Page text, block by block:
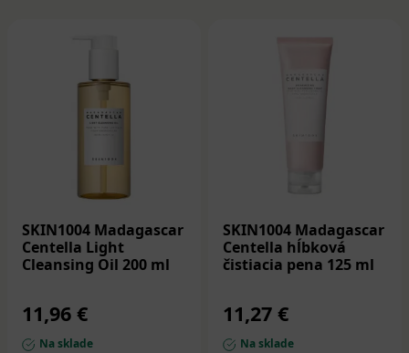
SKIN1004 Madagascar
Centella Light
Cleansing Oil 200 ml
11,96 €
Na sklade
SKIN1004 Madagascar
Centella hĺbková
čistiacia pena 125 ml
11,27 €
Na sklade